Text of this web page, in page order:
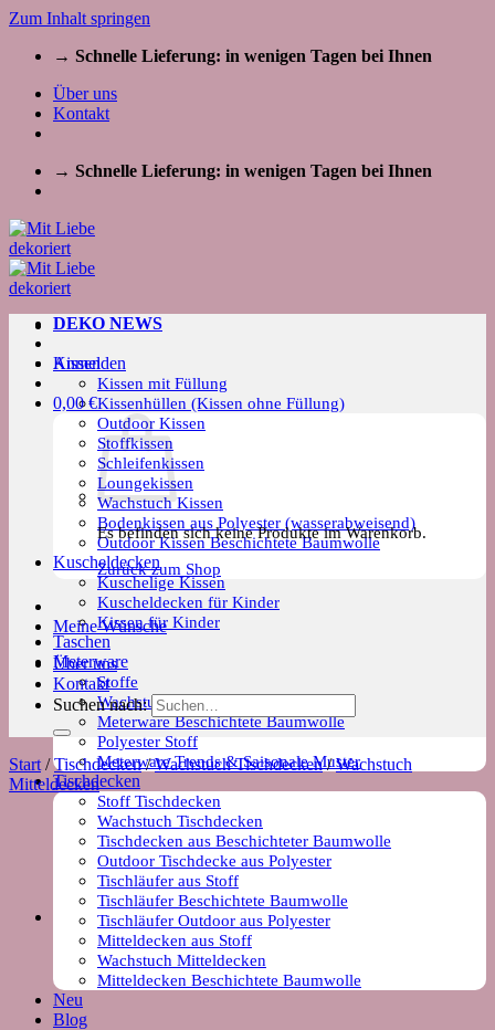
Zum Inhalt springen
→ Schnelle Lieferung: in wenigen Tagen bei Ihnen
Über uns
Kontakt
→ Schnelle Lieferung: in wenigen Tagen bei Ihnen
Kissen
Kissen mit Füllung
Kissenhüllen (Kissen ohne Füllung)
Outdoor Kissen
Stoffkissen
Schleifenkissen
Loungekissen
Wachstuch Kissen
Bodenkissen aus Polyester (wasserabweisend)
Outdoor Kissen Beschichtete Baumwolle
Kuscheldecken
Kuschelige Kissen
Kuscheldecken für Kinder
Kissen für Kinder
Taschen
Meterware
Stoffe
Wachstuch Stoff
Meterware Beschichtete Baumwolle
Polyester Stoff
Meterware Trends & Saisonale Muster
Tischdecken
Stoff Tischdecken
Wachstuch Tischdecken
Tischdecken aus Beschichteter Baumwolle
Outdoor Tischdecke aus Polyester
Tischläufer aus Stoff
Tischläufer Beschichtete Baumwolle
Tischläufer Outdoor aus Polyester
Mitteldecken aus Stoff
Wachstuch Mitteldecken
Mitteldecken Beschichtete Baumwolle
Neu
Blog
DEKO NEWS
Anmelden
0,00€
Es befinden sich keine Produkte im Warenkorb.
Zurück zum Shop
Meine Wünsche
Über uns
Kontakt
Suchen nach:
Start / Tischdecken / Wachstuch Tischdecken / Wachstuch
Mitteldecken